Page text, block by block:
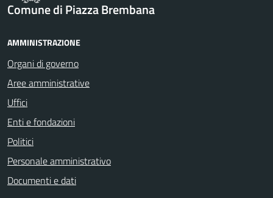
Comune di Piazza Brembana
AMMINISTRAZIONE
Organi di governo
Aree amministrative
Uffici
Enti e fondazioni
Politici
Personale amministrativo
Documenti e dati